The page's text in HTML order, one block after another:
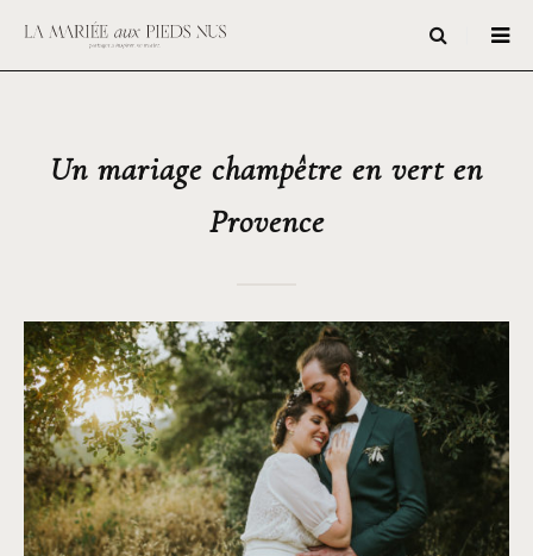
Un mariage champêtre en vert en
Provence